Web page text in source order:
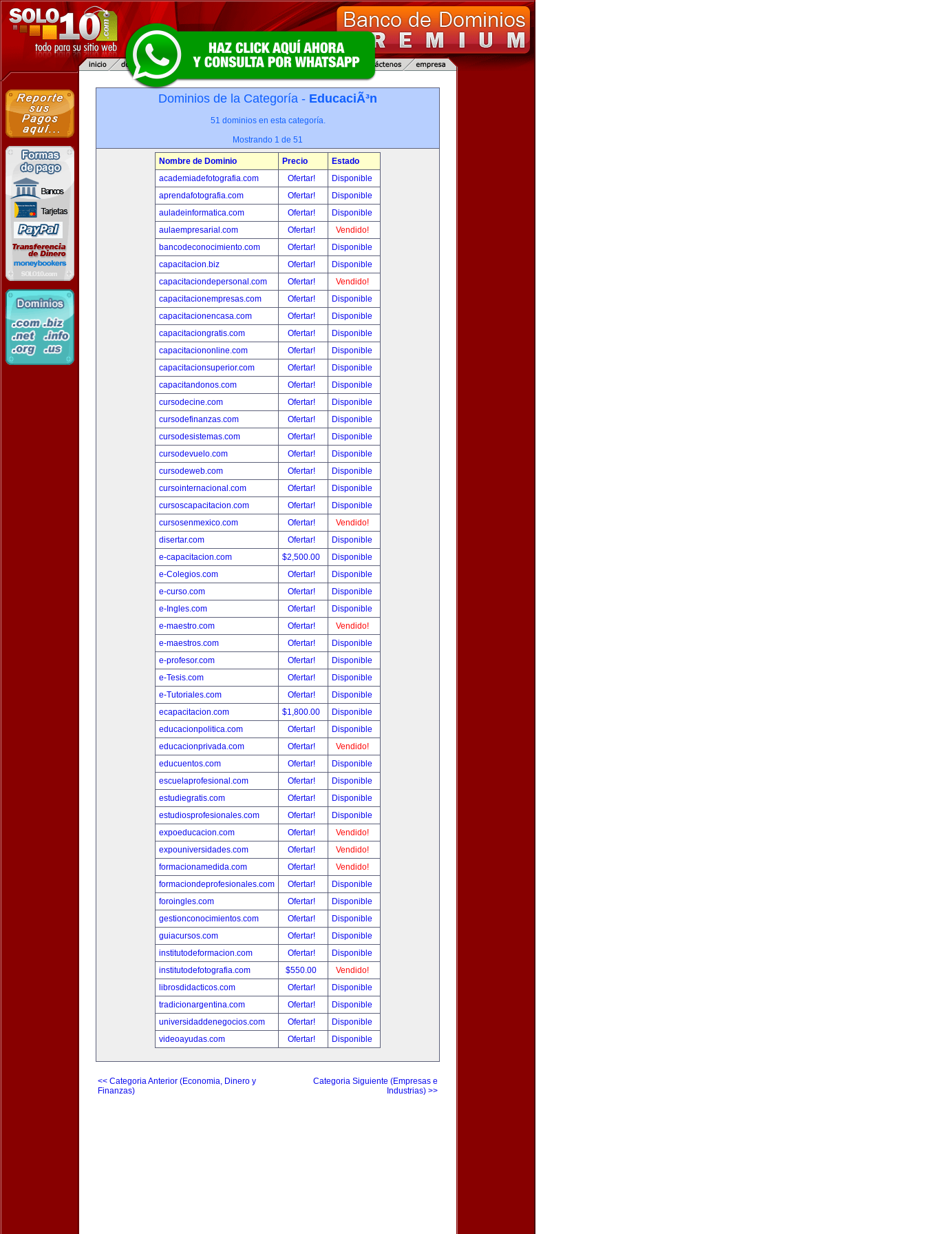
Dominios de la Categoría - EducaciÃ³n
51 dominios en esta categoría.
Mostrando 1 de 51
Nombre de Dominio Precio
Estado
academiadefotografia.com
Ofertar!
Disponible
aprendafotografia.com
Ofertar!
Disponible
auladeinformatica.com
Ofertar!
Disponible
aulaempresarial.com
Ofertar!
Vendido!
bancodeconocimiento.com
Ofertar!
Disponible
capacitacion.biz
Ofertar!
Disponible
capacitaciondepersonal.com
Ofertar!
Vendido!
capacitacionempresas.com
Ofertar!
Disponible
capacitacionencasa.com
Ofertar!
Disponible
capacitaciongratis.com
Ofertar!
Disponible
capacitaciononline.com
Ofertar!
Disponible
capacitacionsuperior.com
Ofertar!
Disponible
capacitandonos.com
Ofertar!
Disponible
cursodecine.com
Ofertar!
Disponible
cursodefinanzas.com
Ofertar!
Disponible
cursodesistemas.com
Ofertar!
Disponible
cursodevuelo.com
Ofertar!
Disponible
cursodeweb.com
Ofertar!
Disponible
cursointernacional.com
Ofertar!
Disponible
cursoscapacitacion.com
Ofertar!
Disponible
cursosenmexico.com
Ofertar!
Vendido!
disertar.com
Ofertar!
Disponible
e-capacitacion.com
$2,500.00
Disponible
e-Colegios.com
Ofertar!
Disponible
e-curso.com
Ofertar!
Disponible
e-Ingles.com
Ofertar!
Disponible
e-maestro.com
Ofertar!
Vendido!
e-maestros.com
Ofertar!
Disponible
e-profesor.com
Ofertar!
Disponible
e-Tesis.com
Ofertar!
Disponible
e-Tutoriales.com
Ofertar!
Disponible
ecapacitacion.com
$1,800.00
Disponible
educacionpolitica.com
Ofertar!
Disponible
educacionprivada.com
Ofertar!
Vendido!
educuentos.com
Ofertar!
Disponible
escuelaprofesional.com
Ofertar!
Disponible
estudiegratis.com
Ofertar!
Disponible
estudiosprofesionales.com
Ofertar!
Disponible
expoeducacion.com
Ofertar!
Vendido!
expouniversidades.com
Ofertar!
Vendido!
formacionamedida.com
Ofertar!
Vendido!
formaciondeprofesionales.com
Ofertar!
Disponible
foroingles.com
Ofertar!
Disponible
gestionconocimientos.com
Ofertar!
Disponible
guiacursos.com
Ofertar!
Disponible
institutodeformacion.com
Ofertar!
Disponible
institutodefotografia.com
$550.00
Vendido!
librosdidacticos.com
Ofertar!
Disponible
tradicionargentina.com
Ofertar!
Disponible
universidaddenegocios.com
Ofertar!
Disponible
videoayudas.com
Ofertar! Disponible
<< Categoria Anterior (Economia, Dinero y
Finanzas)
Categoria Siguiente (Empresas e
Industrias) >>